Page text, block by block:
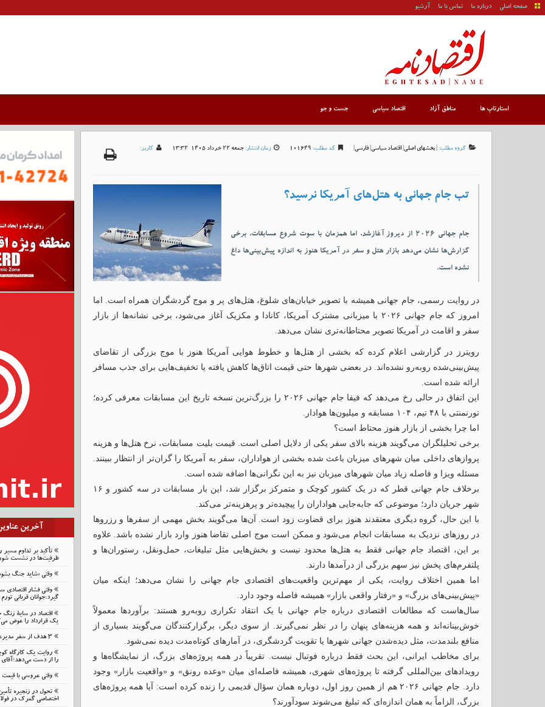
صفحه اصلی درباره ما تماس با ما آرشیو
اقتصاد سیاسی مناطق آزاد استارتاپ ها جست و جو
گروه مطلب: |بخشهای اصلی اقتصاد سیاسی فارسی کد مطلب: 101649 زمان انتشار: جمعه 22 خرداد 1405-13:32 کاربر:
تب جام جهانی به هتل‌های آمریکا نرسید؟
جام جهانی ۲۰۲۶ از دیروز آغازشد، اما همزمان با سوت شروع مسابقات، برخی
گزارش‌ها نشان می‌دهد بازار هتل و سفر در آمریکا هنوز به اندازه پیش‌بینی‌ها داغ
نشده است.
در روایت رسمی، جام جهانی همیشه با تصویر خیابان‌های شلوغ، هتل‌های پر و موج گردشگران همراه است. اما
امروز که جام جهانی ۲۰۲۶ با میزبانی مشترک آمریکا، کانادا و مکزیک آغاز می‌شود، برخی نشانه‌ها از بازار
سفر و اقامت در آمریکا تصویر محتاطانه‌تری نشان می‌دهد.
رویترز در گزارشی اعلام کرده که بخشی از هتل‌ها و خطوط هوایی آمریکا هنوز با موج بزرگی از تقاضای
پیش‌بینی‌شده روبه‌رو نشده‌اند. در بعضی شهرها حتی قیمت اتاق‌ها کاهش یافته یا تخفیف‌هایی برای جذب مسافر
ارائه شده است.
این اتفاق در حالی رخ می‌دهد که فیفا جام جهانی ۲۰۲۶ را بزرگ‌ترین نسخه تاریخ این مسابقات معرفی کرده؛
تورنمنتی با ۴۸ تیم، ۱۰۴ مسابقه و میلیون‌ها هوادار.
اما چرا بخشی از بازار هنوز محتاط است؟
برخی تحلیلگران می‌گویند هزینه بالای سفر یکی از دلایل اصلی است. قیمت بلیت مسابقات، نرخ هتل‌ها و هزینه
پروازهای داخلی میان شهرهای میزبان باعث شده بخشی از هواداران، سفر به آمریکا را گران‌تر از انتظار ببینند.
مسئله ویزا و فاصله زیاد میان شهرهای میزبان نیز به این نگرانی‌ها اضافه شده است.
برخلاف جام جهانی قطر که در یک کشور کوچک و متمرکز برگزار شد، این بار مسابقات در سه کشور و ۱۶
شهر جریان دارد؛ موضوعی که جابه‌جایی هواداران را پیچیده‌تر و پرهزینه‌تر می‌کند.
با این حال، گروه دیگری معتقدند هنوز برای قضاوت زود است. آن‌ها می‌گویند بخش مهمی از سفرها و رزروها
در روزهای نزدیک به مسابقات انجام می‌شود و ممکن است موج اصلی تقاضا هنوز وارد بازار نشده باشد. علاوه
بر این، اقتصاد جام جهانی فقط به هتل‌ها محدود نیست و بخش‌هایی مثل تبلیغات، حمل‌ونقل، رستوران‌ها و
پلتفرم‌های پخش نیز سهم بزرگی از درآمدها دارند.
اما همین اختلاف روایت، یکی از مهم‌ترین واقعیت‌های اقتصادی جام جهانی را نشان می‌دهد؛ اینکه میان
«پیش‌بینی‌های بزرگ» و «رفتار واقعی بازار» همیشه فاصله وجود دارد.
سال‌هاست که مطالعات اقتصادی درباره جام جهانی با یک انتقاد تکراری روبه‌رو هستند: برآوردها معمولاً
خوش‌بینانه‌اند و همه هزینه‌های پنهان را در نظر نمی‌گیرند. از سوی دیگر، برگزارکنندگان می‌گویند بسیاری از
منافع بلندمدت، مثل دیده‌شدن جهانی شهرها یا تقویت گردشگری، در آمارهای کوتاه‌مدت دیده نمی‌شود.
برای مخاطب ایرانی، این بحث فقط درباره فوتبال نیست. تقریباً در همه پروژه‌های بزرگ، از نمایشگاه‌ها و
رویدادهای بین‌المللی گرفته تا پروژه‌های شهری، همیشه فاصله‌ای میان «وعده رونق» و «واقعیت بازار» وجود
دارد. جام جهانی ۲۰۲۶ هم از همین روز اول، دوباره همان سؤال قدیمی را زنده کرده است: آیا همه پروژه‌های
بزرگ، الزاماً به همان اندازه‌ای که تبلیغ می‌شوند سودآورند؟
آخرین
تأکید بر تداوم
ظرفیت‌ها در نشست
وقتی «شاید جنگ
وقتی فشار
گیرد:جوانان قربانی
اقتصاد در سایهٔ
یک قرارداد را عوض
۳ هدف از سفر مدیرعامل بانک گردشگری به زنجان
روایت یک کارگاه
را از دست
وقتی عروسی با
تحول در زنجیره
اختصاصی گمرک در